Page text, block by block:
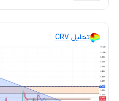
تحلیل CRV